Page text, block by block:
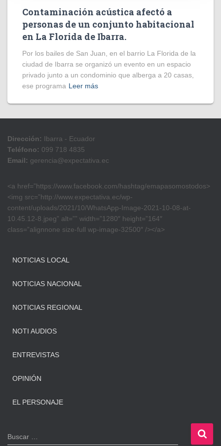
Contaminación acústica afectó a
personas de un conjunto habitacional
en La Florida de Ibarra.
Por los bailes de San Juan, en el barrio La Florida de la
ciudad de Ibarra se organizó un evento en un espacio
privado junto a un condominio que alberga a 20 casas,
ese programa Leer más
Dirección: Ibarra - Ecuador
Teléfono: 099 718 4835
Email: gerencia@expectativa.ec
<a href=”https://www.facebook.com/hashtag/emapasomostodos>
<img src=”http://www.expectativa.ec/wp-
content/uploads/2021/10/WhatsApp-Image-2021-10-08-at-
10.45.12-8.jpeg” alt=”” width=”1280″ height=”164″
class=”alignnone size-full wp-image-32500″ /></a>
NOTICIAS LOCAL
NOTICIAS NACIONAL
NOTICIAS REGIONAL
NOTI AUDIOS
ENTREVISTAS
OPINIÓN
EL PERSONAJE
B
u
Buscar …